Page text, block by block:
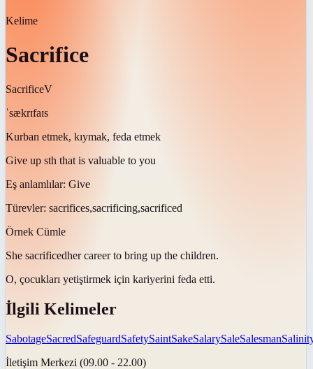
Kelime
Sacrifice
SacrificeV
ˈsækrɪfaɪs
Kurban etmek, kıymak, feda etmek
Give up sth that is valuable to you
Eş anlamlılar: Give
Türevler: sacrifices,sacrificing,sacrificed
Örnek Cümle
She sacrificedher career to bring up the children.
O, çocukları yetiştirmek için kariyerini feda etti.
İlgili Kelimeler
SabotageSacredSafeguardSafetySaintSakeSalarySaleSalesman
İletişim Merkezi (09.00 - 22.00)